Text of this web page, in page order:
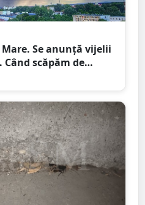
Se anunță vijelii
scăpăm de